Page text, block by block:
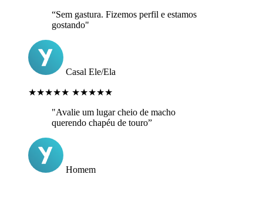
“Sem gastura. Fizemos perfil e estamos
gostando"
Casal Ele/Ela
★★★★★ ★★★★★
"Avalie um lugar cheio de macho
querendo chapéu de touro”
Homem